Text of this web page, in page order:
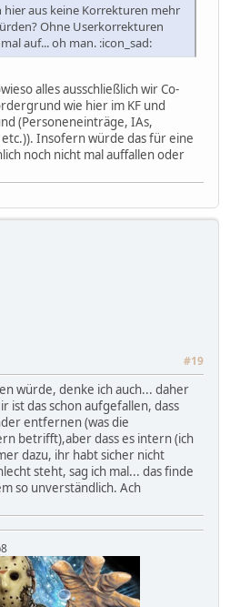
hier aus keine Korrekturen mehr
Ohne Userkorrekturen
auf... oh man. :icon_sad:
alles ausschließlich wir Co-
wie hier im KF und
(Personeneinträge, IAs,
Insofern würde das für eine
noch nicht mal auffallen oder
#19
würde, denke ich auch... daher
ist das schon aufgefallen, dass
entfernen (was die
betrifft),aber dass es intern (ich
dazu, ihr habt sicher nicht
steht, sag ich mal... das finde
so unverständlich. Ach